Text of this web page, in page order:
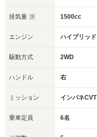
排気量 1500cc
エンジン ハイブリッド
駆動方式 2WD
ハンドル 右
ミッション インパネCVT
乗車定員 6名